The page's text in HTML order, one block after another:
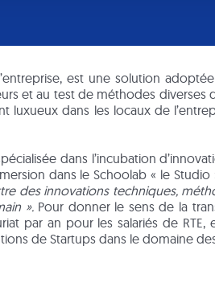
est une solution
et au test de méthodes diverses
luxueux dans les locaux de
dans l’incubation
dans le Schoolab « le
des innovations techniques,
».Pour donner le sens de la
par an pour les salariés de
de Startups dans le domaine